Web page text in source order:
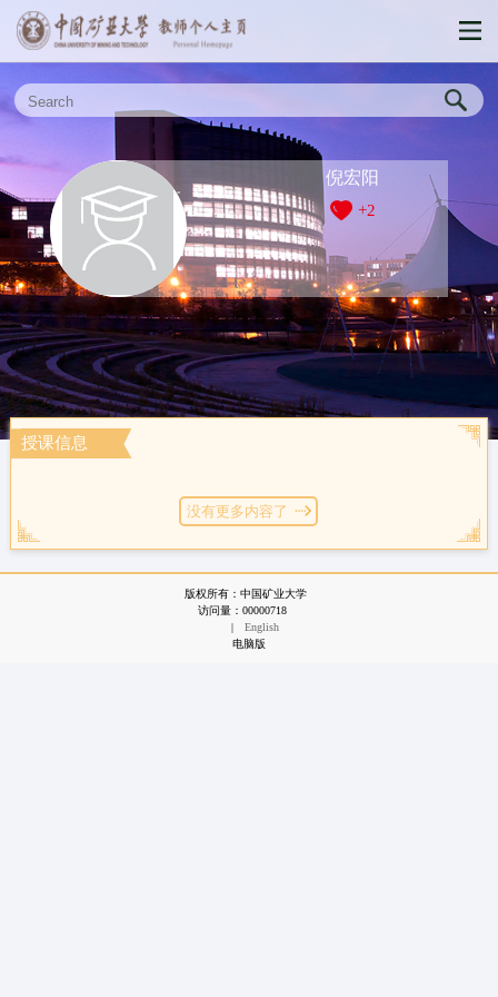
倪宏阳
+2
授课信息
没有更多内容了
版权所有：中国矿业大学
访问量： 00000718
|
English
电脑版